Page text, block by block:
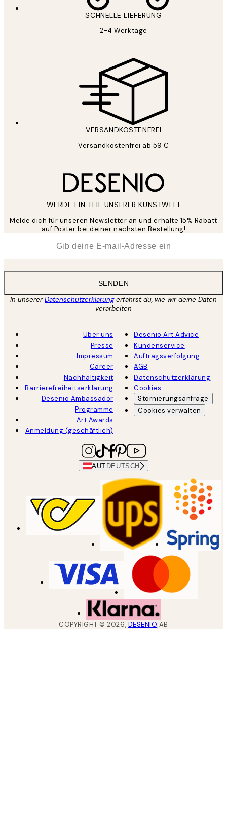
SCHNELLE LIEFERUNG
2-4 Werktage
VERSANDKOSTENFREI
Versandkostenfrei ab 59 €
WERDE EIN TEIL UNSERER KUNSTWELT
Melde dich für unseren Newsletter an und erhalte 15% Rabatt
auf Poster bei deiner nächsten Bestellung!
SENDEN
In unsererDatenschutzerklärungerfährst du, wie wir deine Daten
verarbeiten
Über uns
Presse
Impressum
Career
Nachhaltigkeit
Barrierefreiheitserklärung
Desenio Ambassador
Programme
Art Awards
Anmeldung (geschäftlich)
Desenio Art Advice
Kundenservice
Auftragsverfolgung
AGB
Datenschutzerklärung
Cookies
Stornierungsanfrage
Cookies verwalten
AUT DEUTSCH
COPYRIGHT ©2026, DESENIO AB